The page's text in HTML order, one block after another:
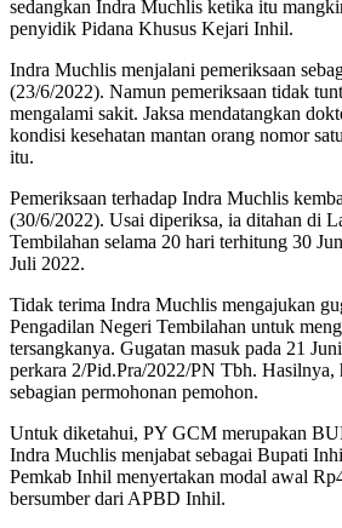
sedangkan Indra Muchlis ketika itu
penyidik Pidana Khusus Kejari Inhil.
Indra Muchlis menjalani pemeriksaan
(23/6/2022). Namun pemeriksaan tidak
mengalami sakit. Jaksa mendatangkan
kondisi kesehatan mantan orang nomor
itu.
Pemeriksaan terhadap Indra Muchlis
(30/6/2022). Usai diperiksa, ia ditahan di
Tembilahan selama 20 hari terhitung 30
Juli 2022.
Tidak terima Indra Muchlis mengajukan
Pengadilan Negeri Tembilahan untuk
tersangkanya. Gugatan masuk pada 21
perkara 2/Pid.Pra/2022/PN Tbh. Hasilnya,
sebagian permohonan pemohon.
Untuk diketahui, PY GCM merupakan
Indra Muchlis menjabat sebagai Bupati
Pemkab Inhil menyertakan modal awal
bersumber dari APBD Inhil.